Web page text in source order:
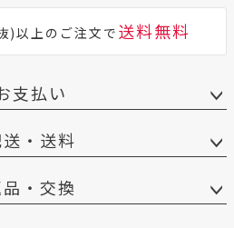
)以上のご注文で 送料無料
支払い
・送料
・交換